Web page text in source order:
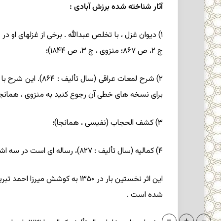
آثار شناخته شده برزش آبادی :
ج ۲، ص ۸۶۷؛ منزوی ، ج ۳، ص ۱۸۴۴)؛
برای نسخه های خطی آن رجوع کنید به منزوی ،
۳) کشف الحجاب (نفیسی ، همانجا)؛
۴) کمالیه (سال تألیف : ۸۲۷)، رساله ای است در سه اشاره به فارسی ، درباره مبانی تصوف و اصول سیر و سلوک .
شده است .